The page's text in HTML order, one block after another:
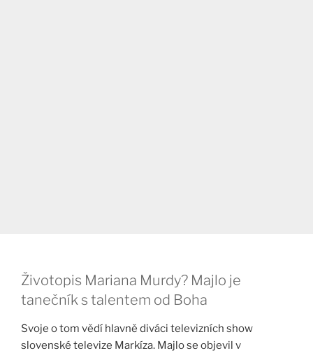
Životopis Mariana Murdy? Majlo je
tanečník s talentem od Boha
Svoje o tom vědí hlavně diváci televizních show
slovenské televize Markíza. Majlo se objevil v